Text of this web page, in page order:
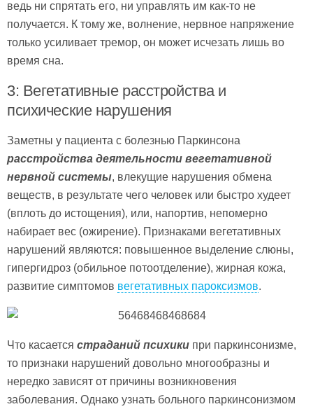
ведь ни спрятать его, ни управлять им как-то не
получается. К тому же, волнение, нервное напряжение
только усиливает тремор, он может исчезать лишь во
время сна.
3: Вегетативные расстройства и
психические нарушения
Заметны у пациента с болезнью Паркинсона
расстройства деятельности вегетативной
нервной системы, влекущие нарушения обмена
веществ, в результате чего человек или быстро худеет
(вплоть до истощения), или, напортив, непомерно
набирает вес (ожирение). Признаками вегетативных
нарушений являются: повышенное выделение слюны,
гипергидроз (обильное потоотделение), жирная кожа,
развитие симптомов вегетативных пароксизмов.
Что касается страданий психики при паркинсонизме,
то признаки нарушений довольно многообразны и
нередко зависят от причины возникновения
заболевания. Однако узнать больного паркинсонизмом